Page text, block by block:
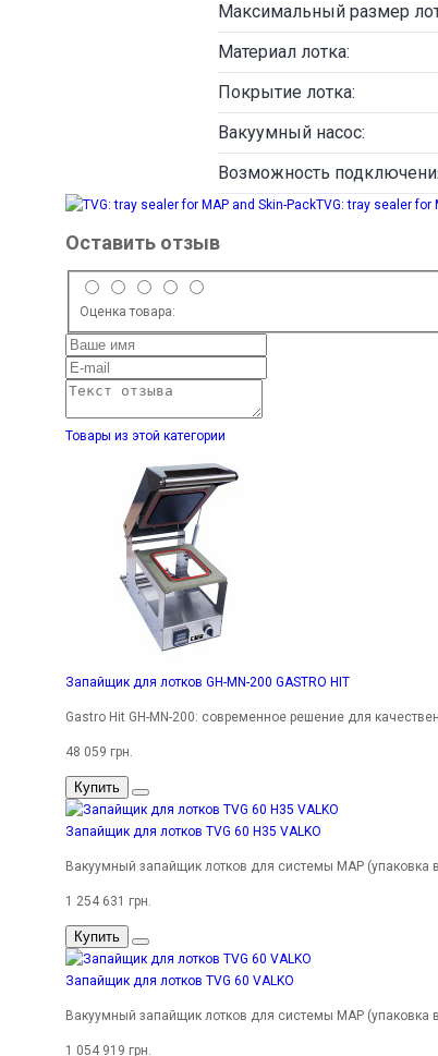
Максимальный размер
Материал лотка:
Покрытие лотка:
Вакуумный насос:
Возможность
TVG: tray sealer for
Оставить отзыв
Оценка товара:
Товары из этой категории
Запайщик для лотков GH-MN-200 GASTRO HIT
Gastro Hit GH-MN-200: современное решение для
48 059 грн.
Купить
Запайщик для лотков TVG 60 H35 VALKO
Вакуумный запайщик лотков для системы MAP (упаковка
1 254 631 грн.
Купить
Запайщик для лотков TVG 60 VALKO
Вакуумный запайщик лотков для системы MAP (упаковка
1 054 919 грн.